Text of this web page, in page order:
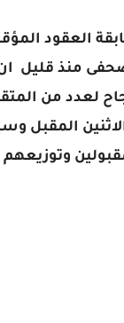
العقود
منذ قليل
لعدد من
المقبل